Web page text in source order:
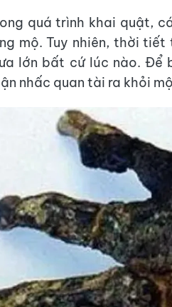
quá trình khai quật,
mộ. Tuy nhiên, thời
lớn bất cứ lúc nào. Để
nhấc quan tài ra khỏi